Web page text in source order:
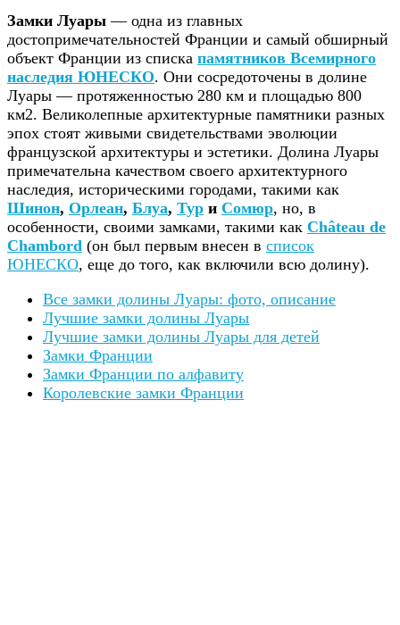
Замки Луары — одна из главных
достопримечательностей Франции и самый обширный
объект Франции из списка памятников Всемирного
наследия ЮНЕСКО. Они сосредоточены в долине
Луары — протяженностью 280 км и площадью 800
км2. Великолепные архитектурные памятники разных
эпох стоят живыми свидетельствами эволюции
французской архитектуры и эстетики. Долина Луары
примечательна качеством своего архитектурного
наследия, историческими городами, такими как
Шинон, Орлеан, Блуа, Тур и Сомюр, но, в
особенности, своими замками, такими как Château de
Chambord (он был первым внесен в список
ЮНЕСКО, еще до того, как включили всю долину).
Все замки долины Луары: фото, описание
Лучшие замки долины Луары
Лучшие замки долины Луары для детей
Замки Франции
Замки Франции по алфавиту
Королевские замки Франции